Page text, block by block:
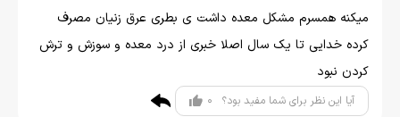
میکنه همسرم مشکل معده داشت ی بطری عرق زنیان مصرف
کرده خدایی تا یک سال اصلا خبری از درد معده و سوزش و ترش
کردن نبود
آیا این نظر برای شما مفید بود؟ 0